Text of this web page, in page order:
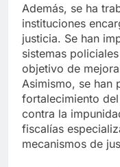
Además, se ha
instituciones
justicia. Se han
sistemas
objetivo de
Asimismo, se han
fortalecimiento
contra la
fiscalías
mecanismos de